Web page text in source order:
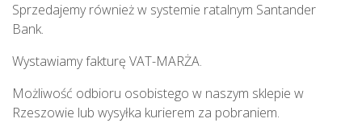
Sprzedajemy również w systemie ratalnym Santander
Bank.
Wystawiamy fakturę VAT-MARŻA.
Możliwość odbioru osobistego w naszym sklepie w
Rzeszowie lub wysyłka kurierem za pobraniem.